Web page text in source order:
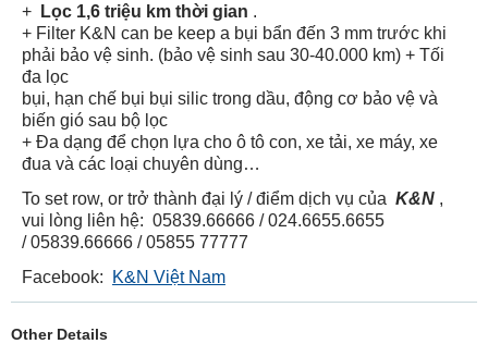
+
Lọc 1,6 triệu km thời gian .
+ Filter K&N can be keep a bụi bẩn đến 3 mm trước khi
phải bảo vệ sinh. (bảo vệ sinh sau 30-40.000 km) + Tối
đa lọc
bụi, hạn chế bụi bụi silic trong dầu, động cơ bảo vệ và
biến gió sau bộ lọc
+ Đa dạng để chọn lựa cho ô tô con, xe tải, xe máy, xe
đua và các loại chuyên dùng…
To set row, or trở thành đại lý / điểm dịch vụ của K&N ,
vui lòng liên hệ: 05839.66666 / 024.6655.6655
/ 05839.66666 / 05855 77777
Facebook:
K&N Việt Nam
Other Details